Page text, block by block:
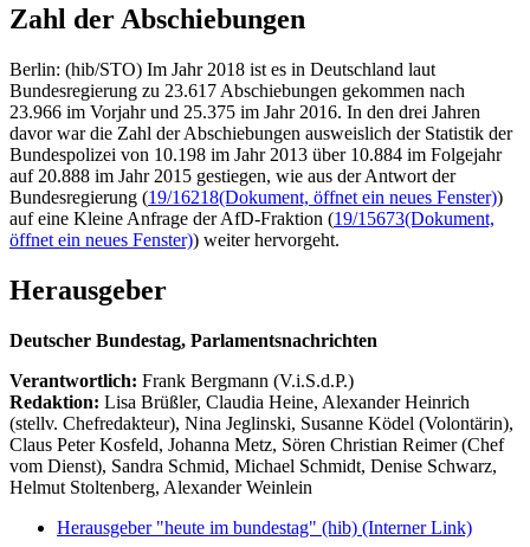
Zahl der Abschiebungen
Berlin: (hib/STO) Im Jahr 2018 ist es in Deutschland laut
Bundesregierung zu 23.617 Abschiebungen gekommen nach
23.966 im Vorjahr und 25.375 im Jahr 2016. In den drei Jahren
davor war die Zahl der Abschiebungen ausweislich der Statistik der
Bundespolizei von 10.198 im Jahr 2013 über 10.884 im Folgejahr
auf 20.888 im Jahr 2015 gestiegen, wie aus der Antwort der
Bundesregierung (19/16218(Dokument, öffnet ein neues Fenster))
auf eine Kleine Anfrage der AfD-Fraktion (19/15673(Dokument,
öffnet ein neues Fenster)) weiter hervorgeht.
Herausgeber
Deutscher Bundestag, Parlamentsnachrichten
Verantwortlich: Frank Bergmann (V.i.S.d.P.)
Redaktion: Lisa Brüßler, Claudia Heine, Alexander Heinrich
(stellv. Chefredakteur), Nina Jeglinski, Susanne Ködel (Volontärin),
Claus Peter Kosfeld, Johanna Metz, Sören Christian Reimer (Chef
vom Dienst), Sandra Schmid, Michael Schmidt, Denise Schwarz,
Helmut Stoltenberg, Alexander Weinlein
Herausgeber "heute im bundestag" (hib) (Interner Link)